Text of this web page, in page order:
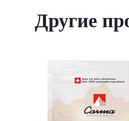
Другие